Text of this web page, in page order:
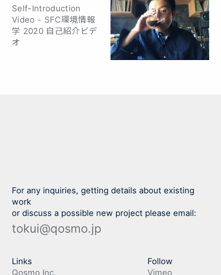
Self-Introduction
Video - SFC環境情報
学 2020 自己紹介ビデ
オ
For any inquiries, getting details about existing
work
or discuss a possible new project please email:
tokui@qosmo.jp
Links
Qosmo Inc.
Follow
Vimeo